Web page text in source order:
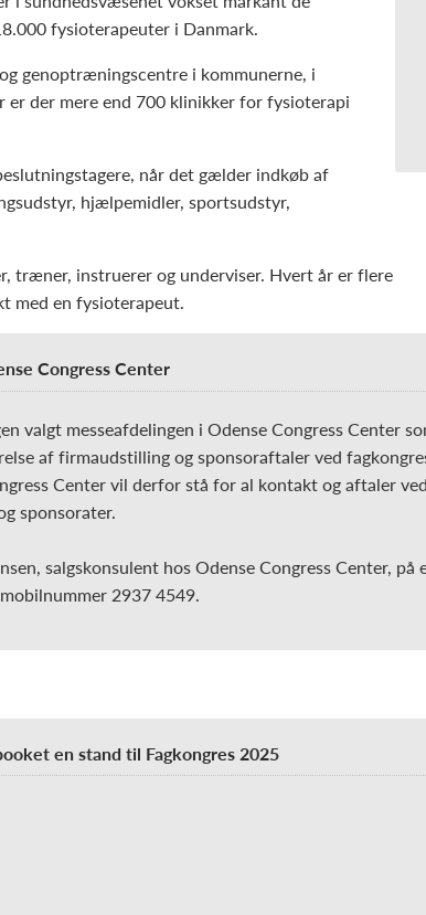
fysioterapeuter i Danmark.
genoptræningscentre i kommunerne, i
der mere end 700 klinikker for fysioterapi
når det gælder indkøb af
hjælpemidler, sportsudstyr,
træner, instruerer og underviser. Hvert år er flere
med en fysioterapeut.
Congress Center
valgt messeafdelingen i Odense Congress Center
af firmaudstilling og sponsoraftaler ved
Center vil derfor stå for al kontakt og aftaler
sponsorater.
salgskonsulent hos Odense Congress Center, på
2937 4549.
en stand til Fagkongres 2025